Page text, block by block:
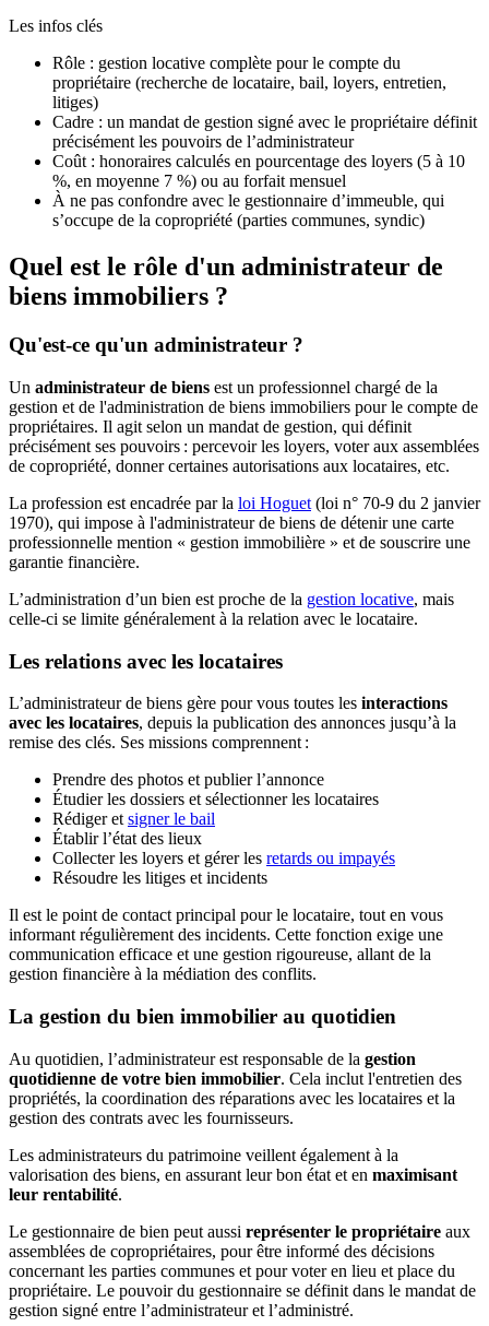
Les infos clés
Rôle : gestion locative complète pour le compte du
propriétaire (recherche de locataire, bail, loyers, entretien,
litiges)
Cadre : un mandat de gestion signé avec le propriétaire définit
précisément les pouvoirs de l’administrateur
Coût : honoraires calculés en pourcentage des loyers (5 à 10
%, en moyenne 7 %) ou au forfait mensuel
À ne pas confondre avec le gestionnaire d’immeuble, qui
s’occupe de la copropriété (parties communes, syndic)
Quel est le rôle d'un administrateur de
biens immobiliers ?
Qu'est-ce qu'un administrateur ?
Un administrateur de biens est un professionnel chargé de la
gestion et de l'administration de biens immobiliers pour le compte de
propriétaires. Il agit selon un mandat de gestion, qui définit
précisément ses pouvoirs : percevoir les loyers, voter aux assemblées
de copropriété, donner certaines autorisations aux locataires, etc.
La profession est encadrée par la loi Hoguet (loi n° 70-9 du 2 janvier
1970), qui impose à l'administrateur de biens de détenir une carte
professionnelle mention « gestion immobilière » et de souscrire une
garantie financière.
L’administration d’un bien est proche de la gestion locative, mais
celle-ci se limite généralement à la relation avec le locataire.
Les relations avec les locataires
L’administrateur de biens gère pour vous toutes les interactions
avec les locataires, depuis la publication des annonces jusqu’à la
remise des clés. Ses missions comprennent :
Prendre des photos et publier l’annonce
Étudier les dossiers et sélectionner les locataires
Rédiger et signer le bail
Établir l’état des lieux
Collecter les loyers et gérer les retards ou impayés
Résoudre les litiges et incidents
Il est le point de contact principal pour le locataire, tout en vous
informant régulièrement des incidents. Cette fonction exige une
communication efficace et une gestion rigoureuse, allant de la
gestion financière à la médiation des conflits.
La gestion du bien immobilier au quotidien
Au quotidien, l’administrateur est responsable de la gestion
quotidienne de votre bien immobilier. Cela inclut l'entretien des
propriétés, la coordination des réparations avec les locataires et la
gestion des contrats avec les fournisseurs.
Les administrateurs du patrimoine veillent également à la
valorisation des biens, en assurant leur bon état et en maximisant
leur rentabilité.
Le gestionnaire de bien peut aussi représenter le propriétaire aux
assemblées de copropriétaires, pour être informé des décisions
concernant les parties communes et pour voter en lieu et place du
propriétaire. Le pouvoir du gestionnaire se définit dans le mandat de
gestion signé entre l’administrateur et l’administré.